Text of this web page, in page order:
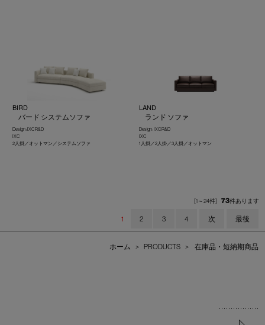
BIRD
バード システムソファ
Design : IXC R&D
IXC
2人掛／オットマン／システムソファ
LAND
ランド ソファ
Design : IXC R&D
IXC
1人掛／2人掛／3人掛／オットマン
[1～24件] 73件あります
1 2 3 4 次 最後
ホーム > PRODUCTS > 在庫品・短納期商品